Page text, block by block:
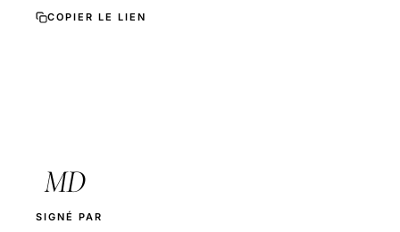
COPIER LE LIEN
MD
SIGNÉ PAR